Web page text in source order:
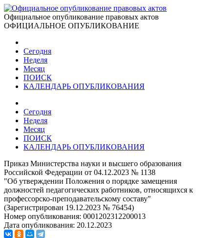
Официальное опубликование правовых актов
ОФИЦИАЛЬНОЕ ОПУБЛИКОВАНИЕ
Сегодня
Неделя
Месяц
ПОИСК
КАЛЕНДАРЬ ОПУБЛИКОВАНИЯ
Сегодня
Неделя
Месяц
ПОИСК
КАЛЕНДАРЬ ОПУБЛИКОВАНИЯ
Приказ Министерства науки и высшего образования
Российской Федерации от 04.12.2023 № 1138
"Об утверждении Положения о порядке замещения
должностей педагогических работников, относящихся к
профессорско-преподавательскому составу"
(Зарегистрирован 19.12.2023 № 76454)
Номер опубликования: 0001202312200013
Дата опубликования: 20.12.2023